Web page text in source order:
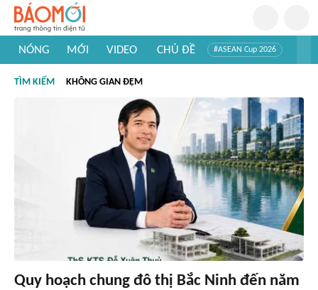
NÓNG MỚI VIDEO CHỦ ĐỀ #ASEAN Cup 2026
#Khám phá thế giới
TÌM KIẾM KHÔNG GIAN ĐỆM
Quy hoạch chung đô thị Bắc Ninh đến năm